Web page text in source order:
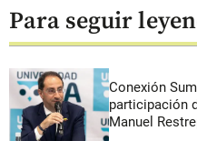
Para seguir
Conexión
participación
Manuel